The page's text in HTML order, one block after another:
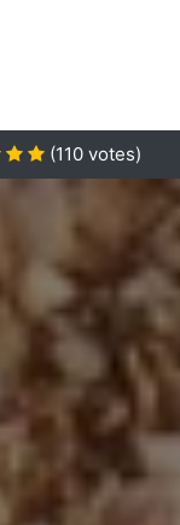
(110 votes)